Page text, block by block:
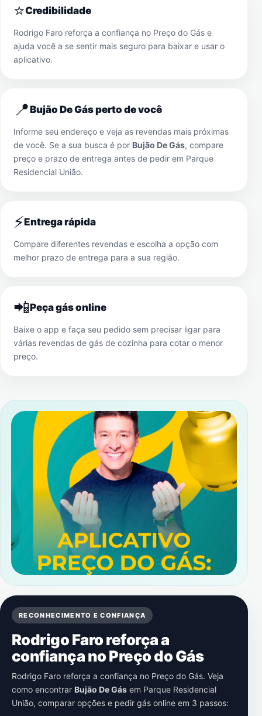
⭐Credibilidade
Rodrigo Faro reforça a confiança no Preço do Gás e
ajuda você a se sentir mais seguro para baixar e usar o
aplicativo.
📍Bujão De Gás perto de você
Informe seu endereço e veja as revendas mais próximas
de você. Se a sua busca é por Bujão De Gás, compare
preço e prazo de entrega antes de pedir em Parque
Residencial União.
⚡Entrega rápida
Compare diferentes revendas e escolha a opção com
melhor prazo de entrega para a sua região.
📲Peça gás online
Baixe o app e faça seu pedido sem precisar ligar para
várias revendas de gás de cozinha para cotar o menor
preço.
RECONHECIMENTO E CONFIANÇA
Rodrigo Faro reforça a
confiança no Preço do Gás
Rodrigo Faro reforça a confiança no Preço do Gás. Veja
como encontrar Bujão De Gás em Parque Residencial
União, comparar opções e pedir gás online em 3 passos: